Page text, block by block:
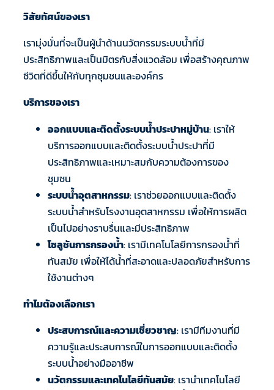
วิสัยทัศน์ของเรา
เรามุ่งมั่นที่จะเป็นผู้นำด้านนวัตกรรมระบบน้ำที่มี
ประสิทธิภาพและเป็นมิตรกับสิ่งแวดล้อม เพื่อสร้างคุณภาพ
ชีวิตที่ดีขึ้นให้กับทุกชุมชนและองค์กร
บริการของเรา
ออกแบบและติดตั้งระบบน้ำประปาหมู่บ้าน: เราให้
บริการออกแบบและติดตั้งระบบน้ำประปาที่มี
ประสิทธิภาพและเหมาะสมกับความต้องการของ
ชุมชน
ระบบน้ำอุตสาหกรรม: เราช่วยออกแบบและติดตั้ง
ระบบน้ำสำหรับโรงงานอุตสาหกรรม เพื่อให้การผลิต
เป็นไปอย่างราบรื่นและมีประสิทธิภาพ
โซลูชันการกรองน้ำ: เรามีเทคโนโลยีการกรองน้ำที่
ทันสมัย เพื่อให้ได้น้ำที่สะอาดและปลอดภัยสำหรับการ
ใช้งานต่างๆ
ทำไมต้องเลือกเรา
ประสบการณ์และความเชี่ยวชาญ: เรามีทีมงานที่มี
ความรู้และประสบการณ์ในการออกแบบและติดตั้ง
ระบบน้ำอย่างมืออาชีพ
นวัตกรรมและเทคโนโลยีทันสมัย: เรานำเทคโนโลยี